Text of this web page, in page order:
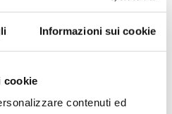
Informazioni sui cookie
cookie
contenuti ed